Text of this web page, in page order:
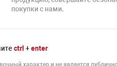
покупки с нами.
ctrl +enter
характер и не является